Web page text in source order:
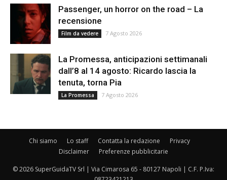
Passenger, un horror on the road – La
recensione
Film da vedere 7 Agosto 2026
La Promessa, anticipazioni settimanali
dall’8 al 14 agosto: Ricardo lascia la
tenuta, torna Pia
La Promessa 7 Agosto 2026
Chi siamo Lo staff Contatta la redazione
Privacy
Disclaimer
Preferenze pubblicitarie
© 2026 SuperGuidaTV Srl | Via Cimarosa 65 - 80127 Napoli | C.F. P.Iva: